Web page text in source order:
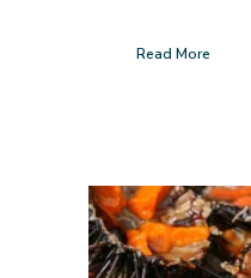
Read More